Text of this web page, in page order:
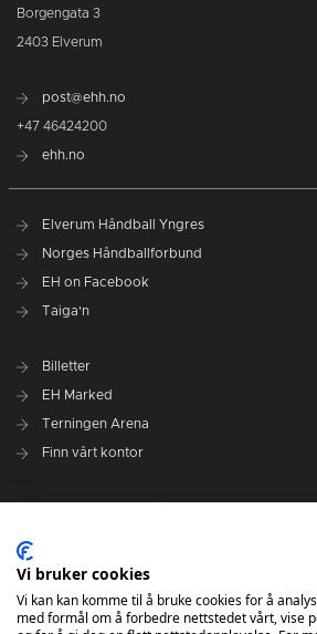
Borgengata 3
2403 Elverum
post@ehh.no
+47 46424200
ehh.no
Elverum Håndball Yngres
Norges Håndballforbund
EH on Facebook
Taiga'n
Billetter
EH Marked
Terningen Arena
Finn vårt kontor
Administrasjonen i Elverum Håndball
Styre og utvalg
VARSLINGSRUTINER FOR ELVERUM
Vi bruker cookies
Vi kan kan komme til å bruke cookies for å
med formål om å forbedre nettstedet vårt, vise